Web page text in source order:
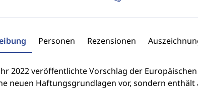
Personen Rezensionen
2022 veröffentlichte Vorschlag der
neuen Haftungsgrundlagen vor, sondern